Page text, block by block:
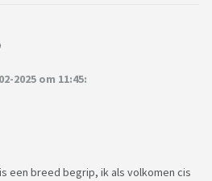
2025 om 11:45:
een breed begrip, ik als volkomen cis